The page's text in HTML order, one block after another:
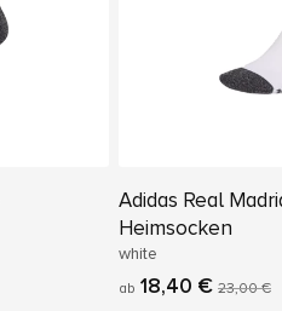
Adidas Real
Heimsocken
white
ab 18,40 € 23,00 €